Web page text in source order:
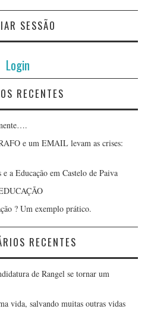
SESSÃO
Login
RECENTES
e um EMAIL levam as crises:
a Educação em Castelo de Paiva
? Um exemplo prático.
RECENTES
de Rangel se tornar um
vida, salvando muitas outras vidas